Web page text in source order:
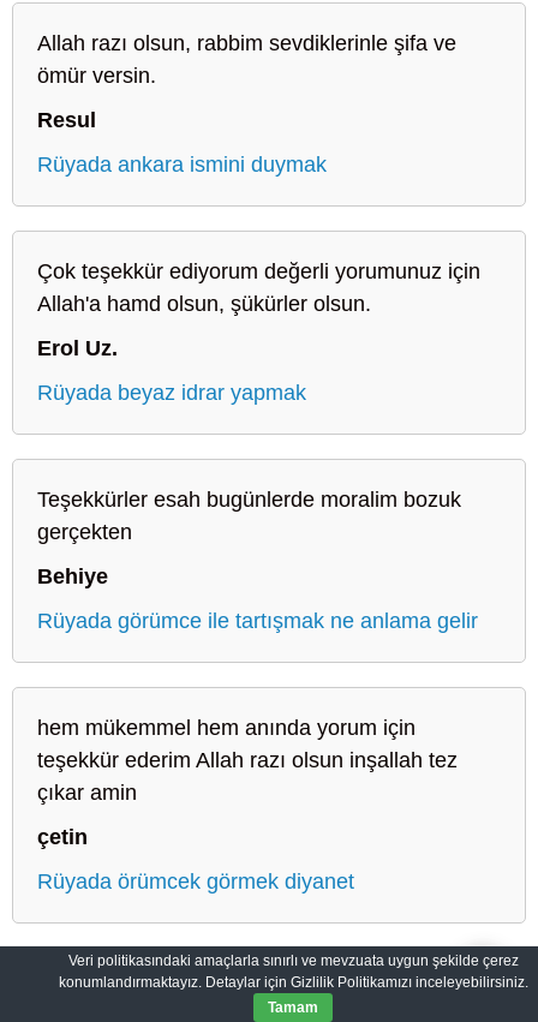
Allah razı olsun, rabbim sevdiklerinle şifa ve
ömür versin.
Resul
Rüyada ankara ismini duymak
Çok teşekkür ediyorum değerli yorumunuz için
Allah'a hamd olsun, şükürler olsun.
Erol Uz.
Rüyada beyaz idrar yapmak
Teşekkürler esah bugünlerde moralim bozuk
gerçekten
Behiye
Rüyada görümce ile tartışmak ne anlama gelir
hem mükemmel hem anında yorum için
teşekkür ederim Allah razı olsun inşallah tez
çıkar amin
çetin
Rüyada örümcek görmek diyanet
Sahih Rüyalar: Rüyaların Dilini Öğrenin Gizlilik Politikası
SahihRuyalar.com|Tüm Hakları Saklıdır.
Veri politikasındaki amaçlarla sınırlı ve mevzuata uygun şekilde çerez
konumlandırmaktayız. Detaylar için Gizlilik Politikamızı inceleyebilirsiniz.
Tamam